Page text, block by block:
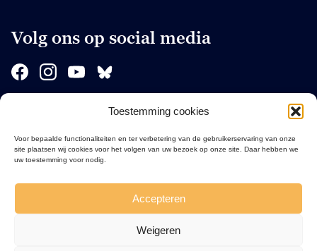
Toestemming cookies
Voor bepaalde functionaliteiten en ter verbetering van de gebruikerservaring van onze
site plaatsen wij cookies voor het volgen van uw bezoek op onze site. Daar hebben we
uw toestemming voor nodig.
Accepteren
Weigeren
Volg ons op social media